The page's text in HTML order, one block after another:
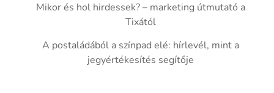
Mikor és hol hirdessek? – marketing útmutató a
Tixától
A postaládából a színpad elé: hírlevél, mint a
jegyértékesítés segítője